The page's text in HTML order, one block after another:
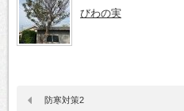
びわの実
防寒対策2